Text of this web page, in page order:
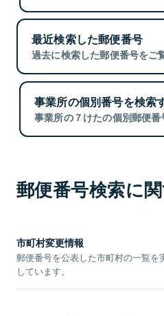
最近検索した郵便番号
過去に検索した郵便番号をご
事業所の個別番号を検索
事業所の７けたの個別郵便番
郵便番号検索に
市町村変更情報
郵便番号を公表した市町村の一覧を
しています。